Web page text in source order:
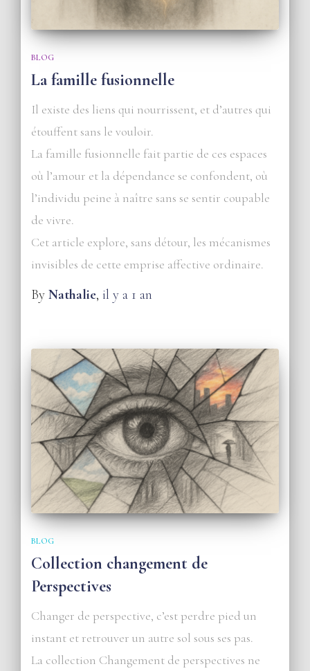
BLOG
La famille fusionnelle
Il existe des liens qui nourrissent, et d’autres qui
étouffent sans le vouloir.
La famille fusionnelle fait partie de ces espaces
où l’amour et la dépendance se confondent, où
l’individu peine à naître sans se sentir coupable
de vivre.
Cet article explore, sans détour, les mécanismes
invisibles de cette emprise affective ordinaire.
By Nathalie, il y a 1 an
BLOG
Collection changement de
Perspectives
Changer de perspective, c’est perdre pied un
instant et retrouver un autre sol sous ses pas.
La collection Changement de perspectives ne